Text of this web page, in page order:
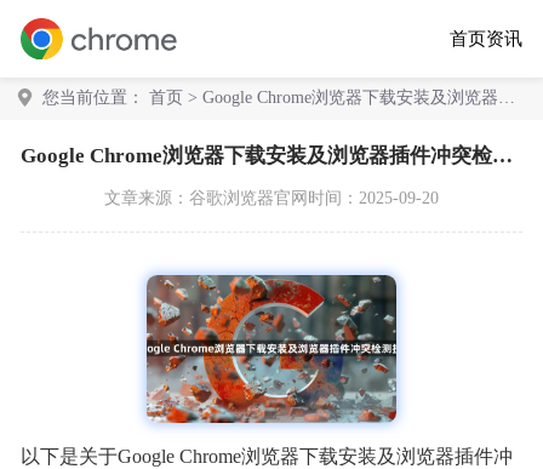
首页资讯
您当前位置： 首页 > Google Chrome浏览器下载安装及浏览器插
Google Chrome浏览器下载安装及浏览器插件冲突检测技巧
文章来源： 谷歌浏览器官网 时间：2025-09-20
以下是关于Google Chrome浏览器下载安装及浏览器插件冲